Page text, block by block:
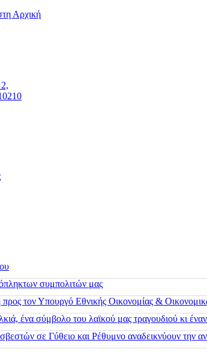
Αρχική
συμπολιτών μας
προς τον Υπουργό Εθνικής Οικονομίας &
ένα σύμβολο του λαϊκού μας τραγουδιού κι
σε Γύθειο και Ρέθυμνο αναδεικνύουν την